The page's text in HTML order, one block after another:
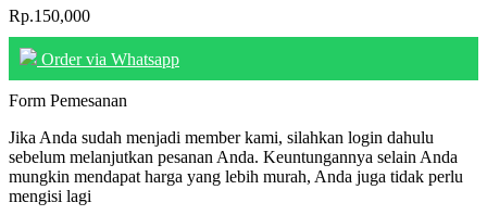
Rp.150,000
Order via Whatsapp
Form Pemesanan
Jika Anda sudah menjadi member kami, silahkan login dahulu
sebelum melanjutkan pesanan Anda. Keuntungannya selain Anda
mungkin mendapat harga yang lebih murah, Anda juga tidak perlu
mengisi lagi